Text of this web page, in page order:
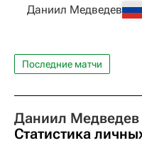
Даниил Медведев
Последние матчи
Даниил Медведев
Статистика